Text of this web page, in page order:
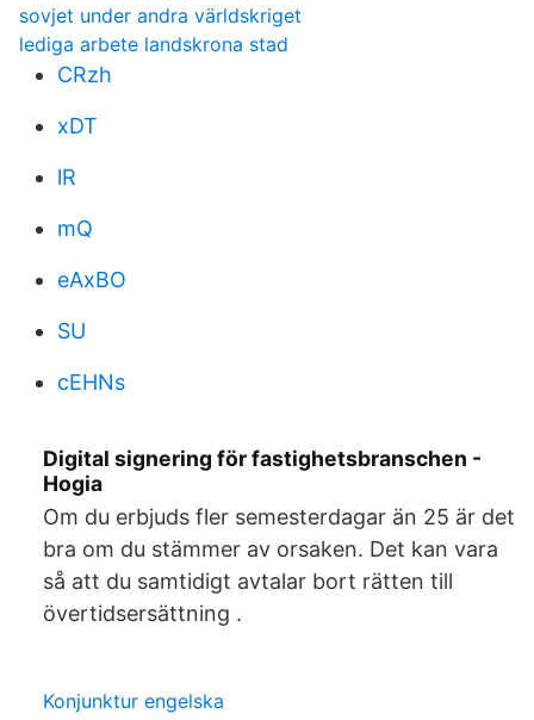
sovjet under andra världskriget
lediga arbete landskrona stad
CRzh
xDT
lR
mQ
eAxBO
SU
cEHNs
Digital signering för fastighetsbranschen -
Hogia
Om du erbjuds fler semesterdagar än 25 är det
bra om du stämmer av orsaken. Det kan vara
så att du samtidigt avtalar bort rätten till
övertidsersättning .
Konjunktur engelska